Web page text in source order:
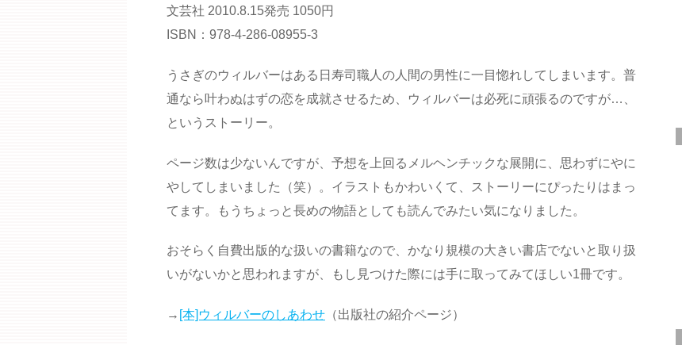
文芸社 2010.8.15発売 1050円
ISBN：978-4-286-08955-3
うさぎのウィルバーはある日寿司職人の人間の男性に一目惚れしてしまいます。普
通なら叶わぬはずの恋を成就させるため、ウィルバーは必死に頑張るのですが…、
というストーリー。
ページ数は少ないんですが、予想を上回るメルヘンチックな展開に、思わずにやに
やしてしまいました（笑）。イラストもかわいくて、ストーリーにぴったりはまっ
てます。もうちょっと長めの物語としても読んでみたい気になりました。
おそらく自費出版的な扱いの書籍なので、かなり規模の大きい書店でないと取り扱
いがないかと思われますが、もし見つけた際には手に取ってみてほしい1冊です。
→ [本]ウィルバーのしあわせ （出版社の紹介ページ）